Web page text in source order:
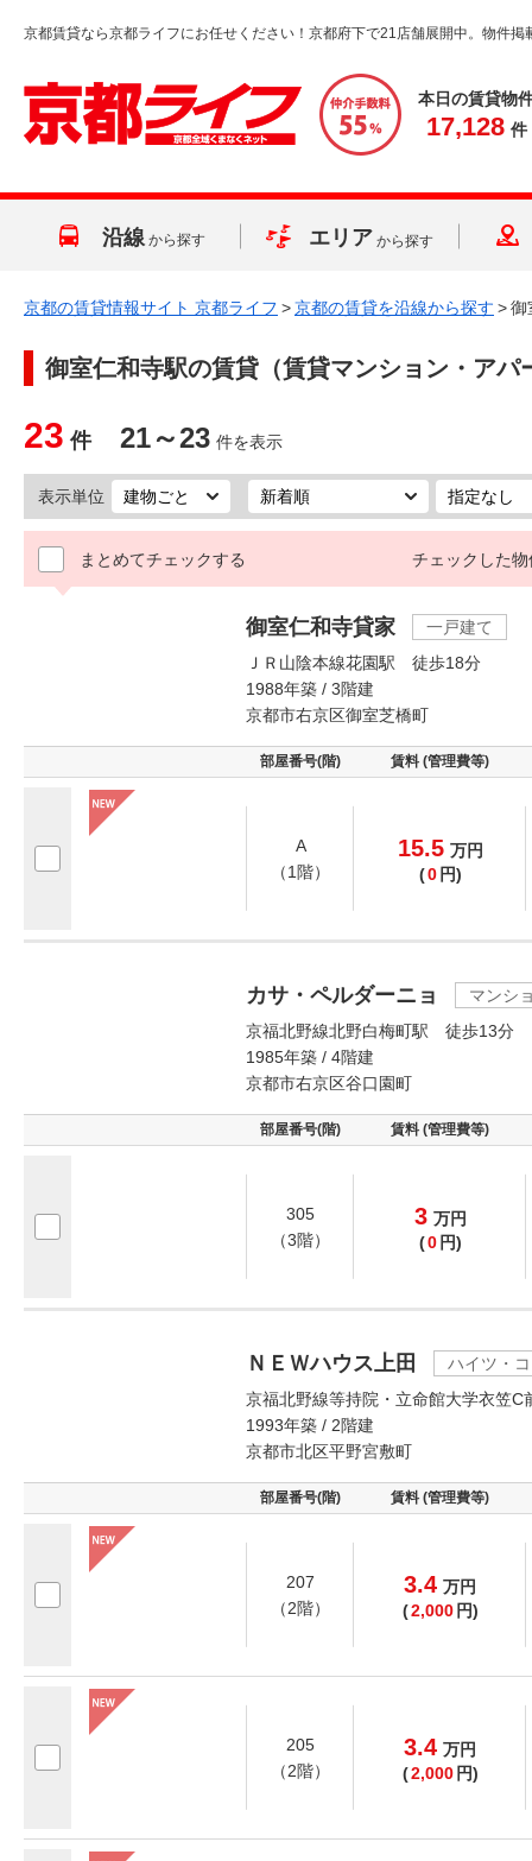
京都賃貸なら京都ライフにお任せください！京都府下で21店舗展開中。物件掲
本日の賃貸物
17,128 件
沿線 から探す エリア から探す
京都の賃貸情報サイト 京都ライフ >京都の賃貸を沿線から探す >御
御室仁和寺駅の賃貸（賃貸マンション・アパ
23 件 21～23 件を表示
表示単位
まとめてチェックする チェックした物
御室仁和寺貸家
一戸建て
ＪＲ山陰本線花園駅 徒歩18分
1988年築 / 3階建
京都市右京区御室芝橋町
部屋番号(階) 賃料 (管理費等)
A
（1階）
15.5 万円
(0 円)
カサ・ペルダーニョ
マンシ
京福北野線北野白梅町駅 徒歩13分
1985年築 / 4階建
京都市右京区谷口園町
部屋番号(階) 賃料 (管理費等)
305
（3階）
3 万円
(0 円)
ＮＥＷハウス上田
ハイツ・
京福北野線等持院・立命館大学衣笠
1993年築 / 2階建
京都市北区平野宮敷町
部屋番号(階) 賃料 (管理費等)
207
（2階）
3.4 万円
(2,000 円)
205
（2階）
3.4 万円
(2,000 円)